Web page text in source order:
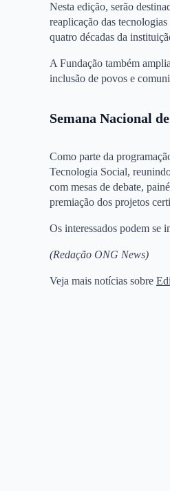
Nesta edição, serão
reaplicação das
quatro décadas da
A Fundação também
inclusão de povos e
Semana Nacional
Como parte da
Tecnologia Social,
com mesas de debate,
premiação dos projetos
Os interessados podem se
(Redação ONG News)
Veja mais notícias sobre